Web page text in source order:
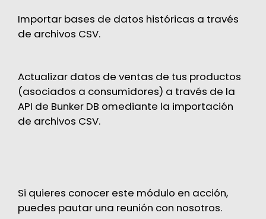
Importar bases de datos históricas a través
de archivos CSV.
Actualizar datos de ventas de tus productos
(asociados a consumidores) a través de la
API de Bunker DB omediante la importación
de archivos CSV.
Si quieres conocer este módulo en acción,
puedes pautar una reunión con nosotros.